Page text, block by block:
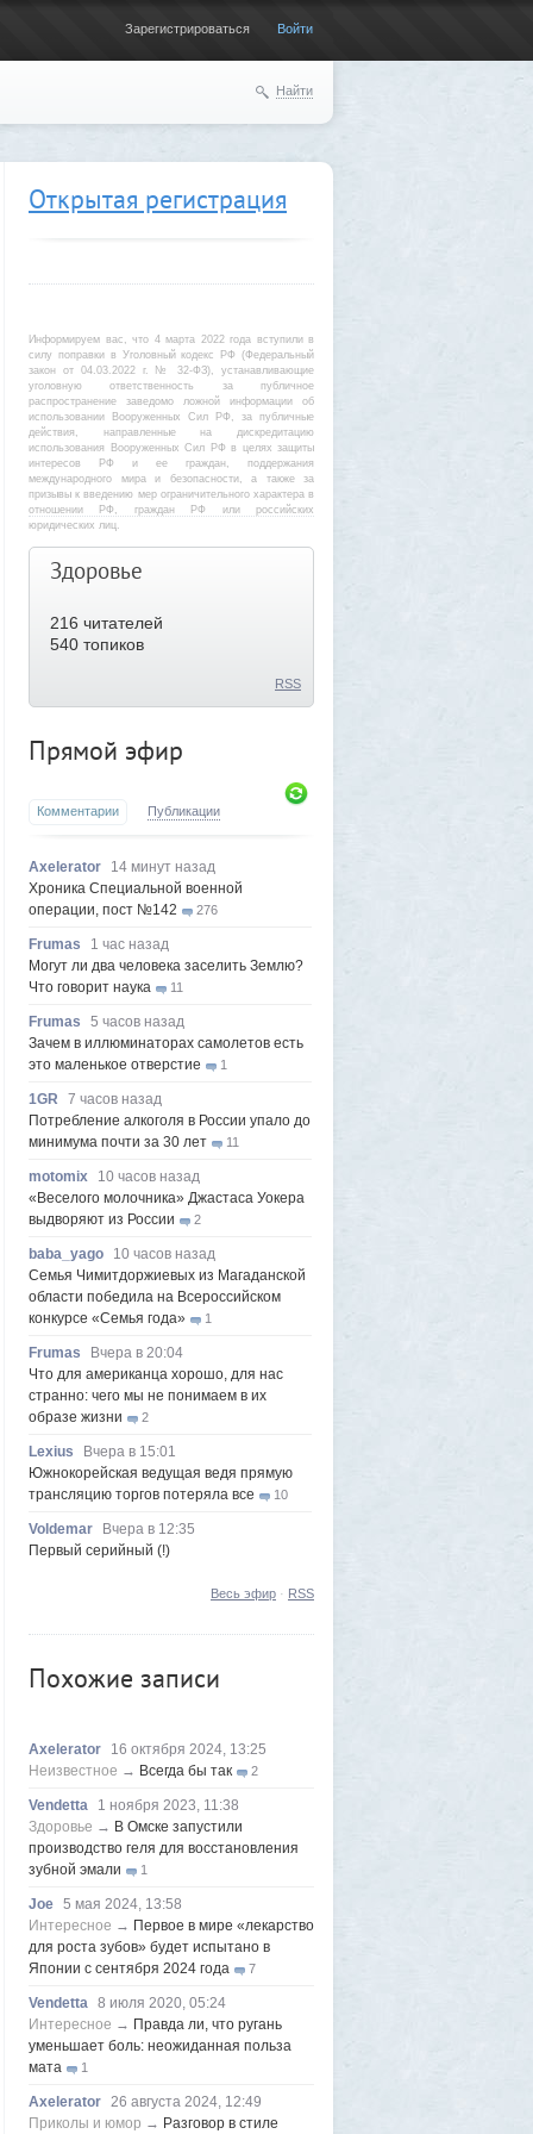
Зарегистрироваться Войти
Найти
Открытая регистрация
Информируем вас, что 4 марта 2022 года вступили в
силу поправки в Уголовный кодекс РФ (Федеральный
закон от 04.03.2022 г. № 32-ФЗ), устанавливающие
уголовную ответственность за публичное
распространение заведомо ложной информации об
использовании Вооруженных Сил РФ, за публичные
действия, направленные на дискредитацию
использования Вооруженных Сил РФ в целях защиты
интересов РФ и ее граждан, поддержания
международного мира и безопасности, а также за
призывы к введению мер ограничительного характера в
отношении РФ, граждан РФ или российских
юридических лиц.
Здоровье
216 читателей
540 топиков
RSS
Прямой эфир
Комментарии Публикации
Axelerator
14 минут назад
Хроника Специальной военной
операции, пост №142
276
Frumas
1 час назад
Могут ли два человека заселить Землю?
Что говорит наука
11
Frumas
5 часов назад
Зачем в иллюминаторах самолетов есть
это маленькое отверстие
1
1GR
7 часов назад
Потребление алкоголя в России упало до
минимума почти за 30 лет
11
motomix
10 часов назад
«Веселого молочника» Джастаса Уокера
выдворяют из России
2
baba_yago
10 часов назад
Семья Чимитдоржиевых из Магаданской
области победила на Всероссийском
конкурсе «Семья года»
1
Frumas
Вчера в 20:04
Что для американца хорошо, для нас
странно: чего мы не понимаем в их
образе жизни
2
Lexius
Вчера в 15:01
Южнокорейская ведущая ведя прямую
трансляцию торгов потеряла все
10
Voldemar
Вчера в 12:35
Первый серийный (!)
вспыхнул огонь»: покупательница жилья,
которое сожгла пенсионерка, рассказала
Vendetta 6 августа 2026, 06:03
Слип для маломерных судов в Магадане
лета
5
Frumas 5 августа 2026, 20:09
Утром 5 августа Луна «взорвется»:
поверхность спутника можно будет
наблюдать своими глазами
1
Frumas
5 августа 2026, 20:06
клиент или как появились чипсы
Volk 5 августа 2026, 16:29
Новые закрытые контейнерные
Frumas
5 августа 2026, 01:12
Весь эфир · RSS
Похожие записи
Axelerator
16 октября 2024, 13:25
Неизвестное → Всегда бы так 2
Vendetta
1 ноября 2023, 11:38
Здоровье → В Омске запустили
производство геля для восстановления
зубной эмали
1
Joe 5 мая 2024, 13:58
Интересное → Первое в мире «лекарство
для роста зубов» будет испытано в
Японии с сентября 2024 года
7
Vendetta 8 июля 2020, 05:24
Интересное → Правда ли, что ругань
уменьшает боль: неожиданная польза
мата
1
Axelerator 26 августа 2024, 12:49
Приколы и юмор → Разговор в стиле